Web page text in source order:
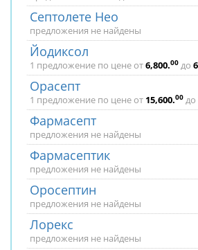
Септолете Нео
предложения не найдены
Йодиксол
1 предложение по цене от6,800.00 до
Орасепт
1 предложение по цене от 15,600.00 до
Фармасепт
предложения не найдены
Фармасептик
предложения не найдены
Оросептин
предложения не найдены
Лорекс
предложения не найдены